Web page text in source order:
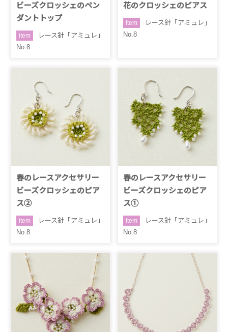
ビーズクロッシェのペン
ダントトップ
item
レース針「アミュレ」
No.8
花のクロッシェのピアス
item
レース針「アミュレ」
No.8
春のレースアクセサリー
ビーズクロッシェのピア
ス②
item
レース針「アミュレ」
No.8
春のレースアクセサリー
ビーズクロッシェのピア
ス①
item
レース針「アミュレ」
No.8